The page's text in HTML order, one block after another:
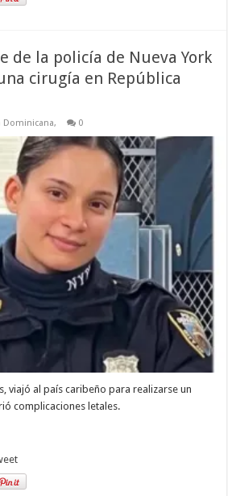
de la policía de Nueva York
cirugía en República
Dominicana, 0
viajó al país caribeño para realizarse un
complicaciones letales.